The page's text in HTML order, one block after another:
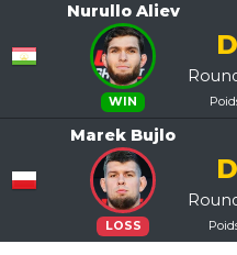
Nurullo Aliev
WIN
Marek Bujlo
LOSS